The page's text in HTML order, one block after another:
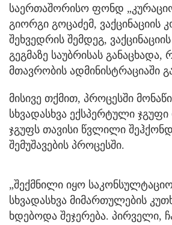
საერთაშორისო ფონდ
გიორგი გოცაძემ, ვაქცინაციის
შეხვედრის შემდეგ,
გეგმაზე საუბრისას
მთავრობის ადმინისტრაციაში
მისივე თქმით, პროცესში
სხვადასხვა ექსპერტული
ჯგუფს თავისი წვლილი
შემუშავების პროცესში.
„შექმნილი იყო
სხვადასხვა მიმართულების
ხდებოდა შეჯერება. პირველი,